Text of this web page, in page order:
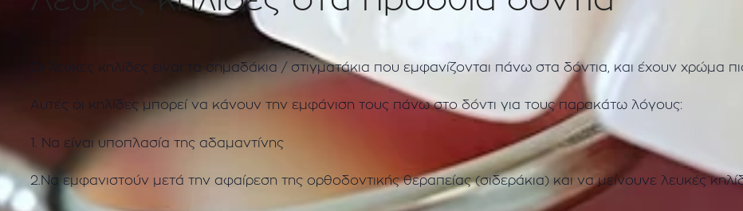
Οι λευκές κηλίδες είναι τα σημαδάκια / στιγματάκια που εμφανίζονται πάνω στα δόντια, και έχουν χρώμα
Αυτές οι κηλίδες μπορεί να κάνουν την εμφάνιση τους πάνω στο δόντι για τους παρακάτω λόγους:
1. Να είναι υποπλασία της αδαμαντίνης
2.Να εμφανιστούν μετά την αφαίρεση της ορθοδοντικής θεραπείας (σιδεράκια) και να μείνουνε λευκές